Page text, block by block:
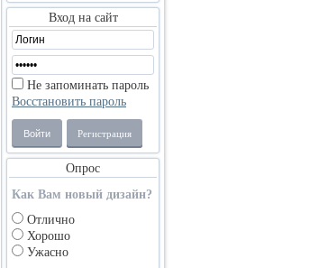
Вход на сайт
Не запоминать пароль
Восстановить пароль
Войти Регистрация
Опрос
Как Вам новый дизайн?
Отлично
Хорошо
Ужасно